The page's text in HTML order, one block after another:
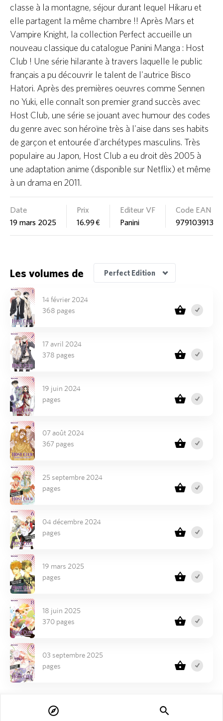
explore search
classe à la montagne, séjour durant lequel Hikaru et
elle partagent la même chambre !! Après Mars et
Vampire Knight, la collection Perfect accueille un
nouveau classique du catalogue Panini Manga : Host
Club ! Une série hilarante à travers laquelle le public
français a pu découvrir le talent de l'autrice Bisco
Hatori. Après des premières oeuvres comme Sennen
no Yuki, elle connaît son premier grand succès avec
Host Club, une série se jouant avec humour des codes
du genre avec son héroïne très à l'aise dans ses habits
de garçon et entourée d'archétypes masculins. Très
populaire au Japon, Host Club a eu droit dès 2005 à
une adaptation anime (disponible sur Netflix) et même
à un drama en 2011.
Date
19 mars 2025
Prix
16.99 €
Editeur VF
Panini
Code EAN
Les volumes de Perfect Edition
14 février 2024
368 pages
17 avril 2024
378 pages
19 juin 2024
pages
07 août 2024
367 pages
25 septembre 2024
pages
04 décembre 2024
pages
19 mars 2025
pages
18 juin 2025
370 pages
03 septembre 2025
pages